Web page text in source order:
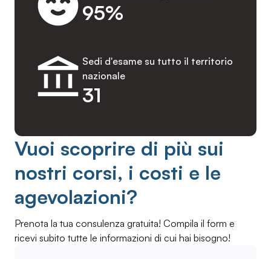
95%
31
Sedi d'esame su tutto il territorio
nazionale
Vuoi scoprire di più sui
nostri corsi, i costi e le
agevolazioni?
Prenota la tua consulenza gratuita! Compila il form e
ricevi subito tutte le informazioni di cui hai bisogno!